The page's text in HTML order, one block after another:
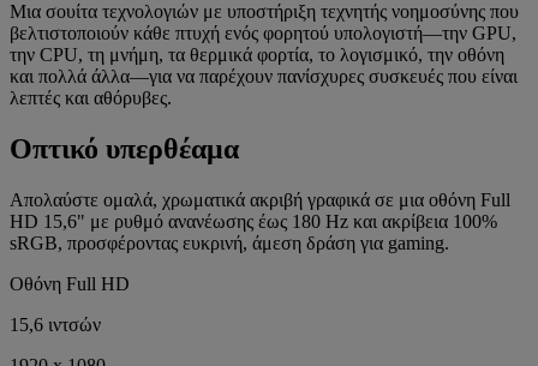
Μια σουίτα τεχνολογιών με υποστήριξη τεχνητής νοημοσύνης που
βελτιστοποιούν κάθε πτυχή ενός φορητού υπολογιστή—την GPU,
την CPU, τη μνήμη, τα θερμικά φορτία, το λογισμικό, την οθόνη
και πολλά άλλα—για να παρέχουν πανίσχυρες συσκευές που είναι
λεπτές και αθόρυβες.
Οπτικό υπερθέαμα
Απολαύστε ομαλά, χρωματικά ακριβή γραφικά σε μια οθόνη Full
HD 15,6" με ρυθμό ανανέωσης έως 180 Hz και ακρίβεια 100%
sRGB, προσφέροντας ευκρινή, άμεση δράση για gaming.
Οθόνη Full HD
15,6 ιντσών